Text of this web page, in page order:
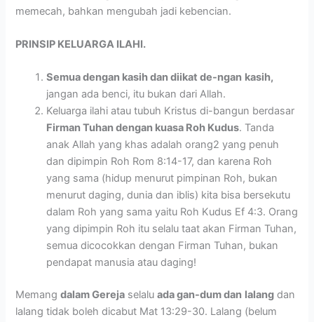
memecah, bahkan mengubah jadi kebencian.
PRINSIP KELUARGA ILAHI.
Semua dengan kasih dan diikat de-ngan kasih,
jangan ada benci, itu bukan dari Allah.
Keluarga ilahi atau tubuh Kristus di-bangun berdasar
Firman Tuhan dengan kuasa Roh Kudus. Tanda
anak Allah yang khas adalah orang2 yang penuh
dan dipimpin Roh Rom 8:14-17, dan karena Roh
yang sama (hidup menurut pimpinan Roh, bukan
menurut daging, dunia dan iblis) kita bisa bersekutu
dalam Roh yang sama yaitu Roh Kudus Ef 4:3. Orang
yang dipimpin Roh itu selalu taat akan Firman Tuhan,
semua dicocokkan dengan Firman Tuhan, bukan
pendapat manusia atau daging!
Memangdalam Gereja selaluada gan-dum dan lalang dan
lalang tidak boleh dicabut Mat 13:29-30. Lalang (belum